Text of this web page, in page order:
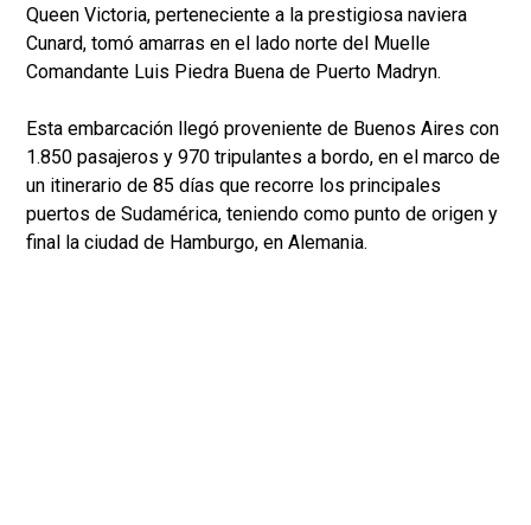
Queen Victoria, perteneciente a la prestigiosa naviera
Cunard, tomó amarras en el lado norte del Muelle
Comandante Luis Piedra Buena de Puerto Madryn.
Esta embarcación llegó proveniente de Buenos Aires con
1.850 pasajeros y 970 tripulantes a bordo, en el marco de
un itinerario de 85 días que recorre los principales
puertos de Sudamérica, teniendo como punto de origen y
final la ciudad de Hamburgo, en Alemania.